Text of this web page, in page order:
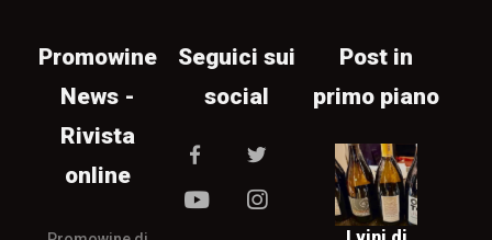
Promowine
News -
Rivista
online
Seguici sui
social
Post in
primo piano